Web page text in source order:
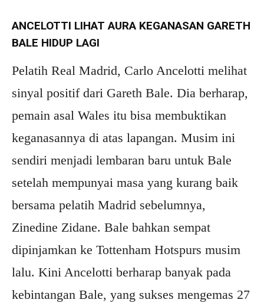
ANCELOTTI LIHAT AURA KEGANASAN GARETH
BALE HIDUP LAGI
Pelatih Real Madrid, Carlo Ancelotti melihat
sinyal positif dari Gareth Bale. Dia berharap,
pemain asal Wales itu bisa membuktikan
keganasannya di atas lapangan. Musim ini
sendiri menjadi lembaran baru untuk Bale
setelah mempunyai masa yang kurang baik
bersama pelatih Madrid sebelumnya,
Zinedine Zidane. Bale bahkan sempat
dipinjamkan ke Tottenham Hotspurs musim
lalu. Kini Ancelotti berharap banyak pada
kebintangan Bale, yang sukses mengemas 27